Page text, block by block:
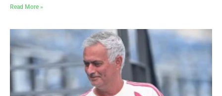
Read More »